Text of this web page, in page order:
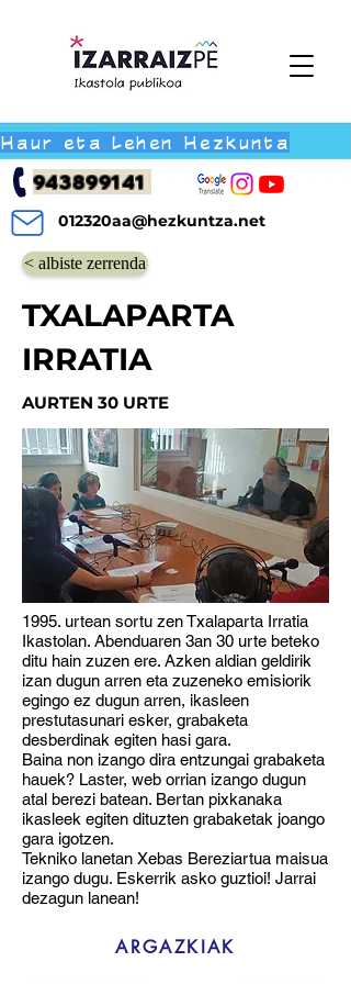
Haur eta Lehen Hezkunta
943899141
012320aa@hezkuntza.net
< albiste zerrenda
TXALAPARTA
IRRATIA
AURTEN 30 URTE
1995. urtean sortu zen Txalaparta Irratia
Ikastolan. Abenduaren 3an 30 urte beteko
ditu hain zuzen ere. Azken aldian geldirik
izan dugun arren eta zuzeneko emisiorik
egingo ez dugun arren, ikasleen
prestutasunari esker, grabaketa
desberdinak egiten hasi gara.
Baina non izango dira entzungai grabaketa
hauek? Laster, web orrian izango dugun
atal berezi batean. Bertan pixkanaka
ikasleek egiten dituzten grabaketak joango
gara igotzen.
Tekniko lanetan Xebas Bereziartua maisua
izango dugu. Eskerrik asko guztioi! Jarrai
dezagun lanean!
ARGAZKIAK